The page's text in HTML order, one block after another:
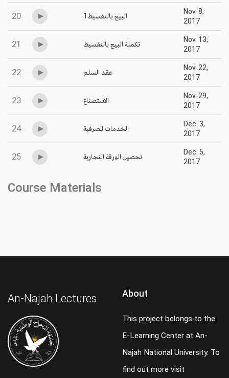
20
Nov. 8,
2017
21
Nov. 13,
2017
22
Nov. 22,
2017
23
Nov. 29,
2017
24
Dec. 3,
2017
25
Dec. 5,
2017
Course Materials
An-Najah Lectures About
This project belongs to the
E-Learning Center at An-
Najah National University. To
find out more visit